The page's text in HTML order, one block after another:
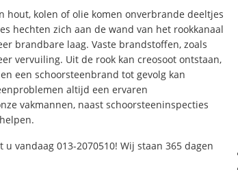
hout, kolen of olie komen onverbrande deeltjes
hechten zich aan de wand van het rookkanaal
brandbare laag. Vaste brandstoffen, zoals
vervuiling. Uit de rook kan creosoot ontstaan,
een schoorsteenbrand tot gevolg kan
altijd een ervaren
vakmannen, naast schoorsteeninspecties
u vandaag 013-2070510! Wij staan 365 dagen